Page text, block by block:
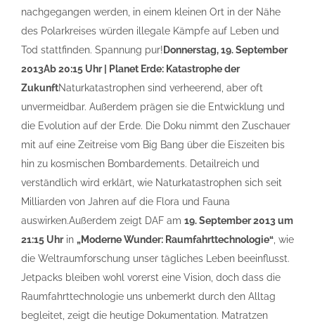
nachgegangen werden, in einem kleinen Ort in der Nähe
des Polarkreises würden illegale Kämpfe auf Leben und
Tod stattfinden. Spannung pur! Donnerstag, 19. September
2013Ab 20:15 Uhr | Planet Erde: Katastrophe der
ZukunftNaturkatastrophen sind verheerend, aber oft
unvermeidbar. Außerdem prägen sie die Entwicklung und
die Evolution auf der Erde. Die Doku nimmt den Zuschauer
mit auf eine Zeitreise vom Big Bang über die Eiszeiten bis
hin zu kosmischen Bombardements. Detailreich und
verständlich wird erklärt, wie Naturkatastrophen sich seit
Milliarden von Jahren auf die Flora und Fauna
auswirken.Außerdem zeigt DAF am 19. September 2013 um
21:15 Uhrin „Moderne Wunder: Raumfahrttechnologie“ , wie
die Weltraumforschung unser tägliches Leben beeinflusst.
Jetpacks bleiben wohl vorerst eine Vision, doch dass die
Raumfahrttechnologie uns unbemerkt durch den Alltag
begleitet, zeigt die heutige Dokumentation. Matratzen